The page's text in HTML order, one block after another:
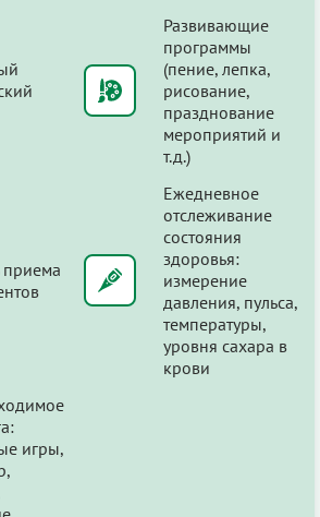
Развивающие
программы
(пение, лепка,
рисование,
празднование
мероприятий и
т.д.)
приема
Ежедневное
отслеживание
состояния
здоровья:
измерение
давления, пульса,
температуры,
уровня сахара в
крови
игры,